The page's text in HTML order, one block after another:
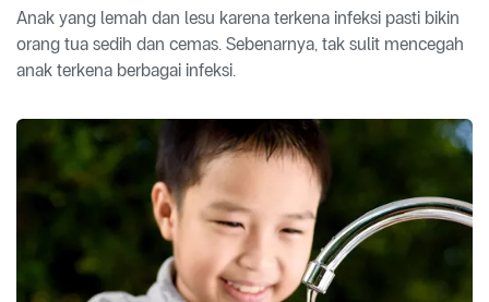
Anak yang lemah dan lesu karena terkena infeksi pasti bikin
orang tua sedih dan cemas. Sebenarnya, tak sulit mencegah
anak terkena berbagai infeksi.